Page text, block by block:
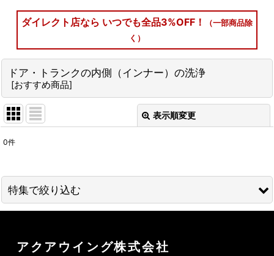
ダイレクト店なら いつでも全品3%OFF！
（一部商品除
く）
ドア・トランクの内側（インナー）の洗浄
[おすすめ商品]
表示順変更
並び順 :
0件
特集で絞り込む
水洗いの方法
アクアウイング株式会社